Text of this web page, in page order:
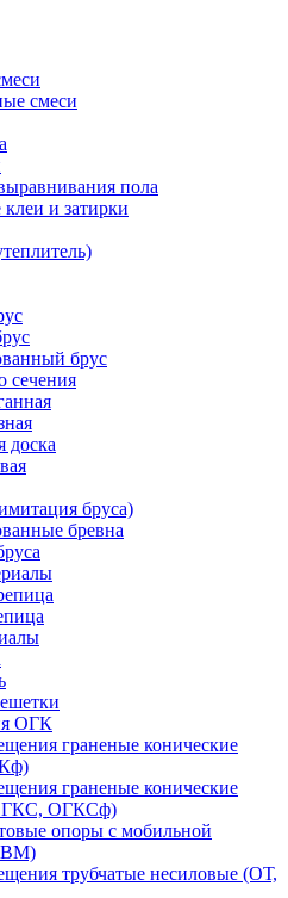
смеси
пола
и затирки
брус
сечения
доска
бруса)
бревна
ОГК
граненые конические
граненые конические
ОГКСф)
опоры с мобильной
трубчатые несиловые (ОТ,